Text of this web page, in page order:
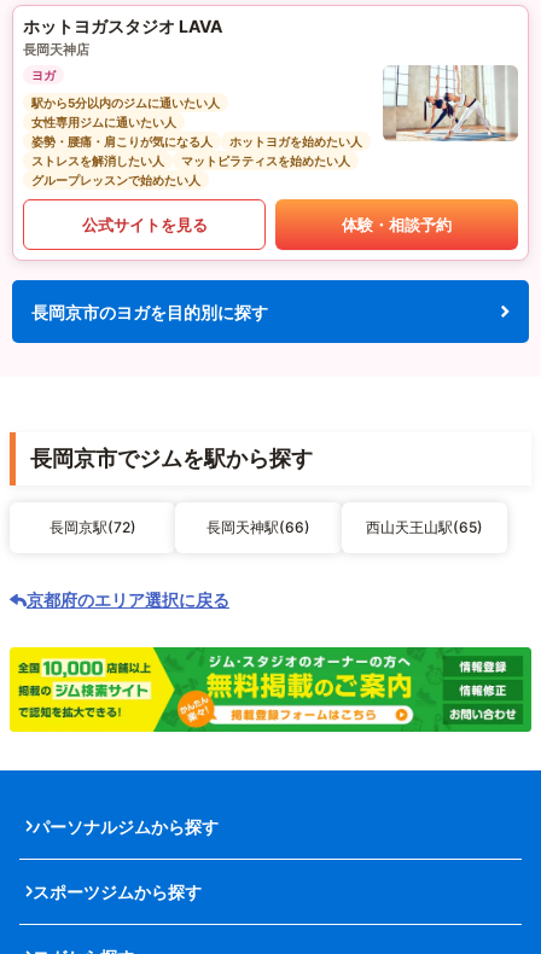
ホットヨガスタジオ LAVA
長岡天神店
ヨガ
駅から5分以内のジムに通いたい人
女性専用ジムに通いたい人
姿勢・腰痛・肩こりが気になる人
ホットヨガを始めたい人
ストレスを解消したい人
マットピラティスを始めたい人
グループレッスンで始めたい人
公式サイトを見る 体験・相談予約
長岡京市のヨガを目的別に探す
長岡京市でジムを駅から探す
長岡京駅(72) 長岡天神駅(66) 西山天王山駅(65)
京都府のエリア選択に戻る
パーソナルジムから探す
スポーツジムから探す